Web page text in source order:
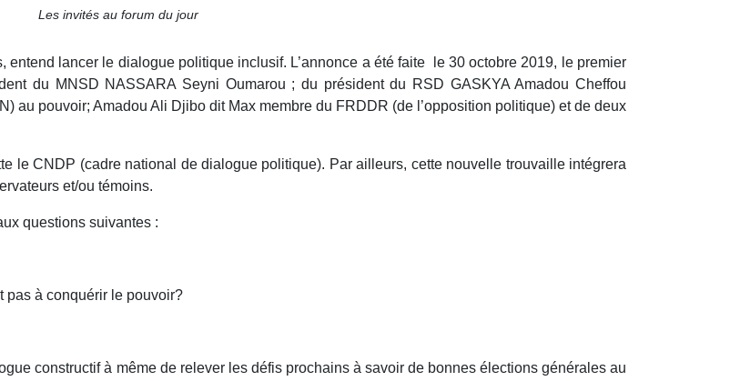
Les invités au forum du jour
lancer le dialogue politique inclusif. L’annonce a été faite le 30 octobre 2019, le premier
du MNSD NASSARA Seyni Oumarou ; du président du RSD GASKYA Amadou Cheffou
au pouvoir; Amadou Ali Djibo dit Max membre du FRDDR (de l’opposition politique) et de deux
le CNDP (cadre national de dialogue politique). Par ailleurs, cette nouvelle trouvaille intégrera
et/ou témoins.
questions suivantes :
pas à conquérir le pouvoir?
constructif à même de relever les défis prochains à savoir de bonnes élections générales au